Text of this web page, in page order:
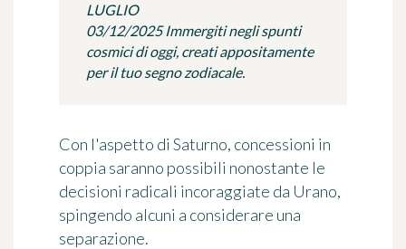
LUGLIO
03/12/2025 Immergiti negli spunti
cosmici di oggi, creati appositamente
per il tuo segno zodiacale.
Con l'aspetto di Saturno, concessioni in
coppia saranno possibili nonostante le
decisioni radicali incoraggiate da Urano,
spingendo alcuni a considerare una
separazione.